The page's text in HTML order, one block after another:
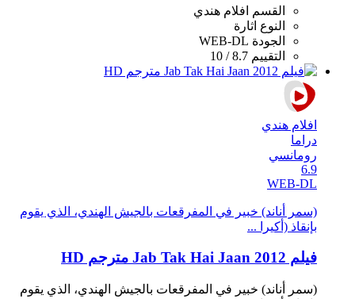
القسم
افلام هندي
النوع اثارة
الجودة WEB-DL
التقييم 8.7 / 10
افلام هندي
دراما
رومانسي
6.9
WEB-DL
(سمر أناند) خبير في المفرقعات بالجيش الهندي، الذي يقوم
بإنقاذ (أكيرا ...
فيلم Jab Tak Hai Jaan 2012 مترجم HD
(سمر أناند) خبير في المفرقعات بالجيش الهندي، الذي يقوم